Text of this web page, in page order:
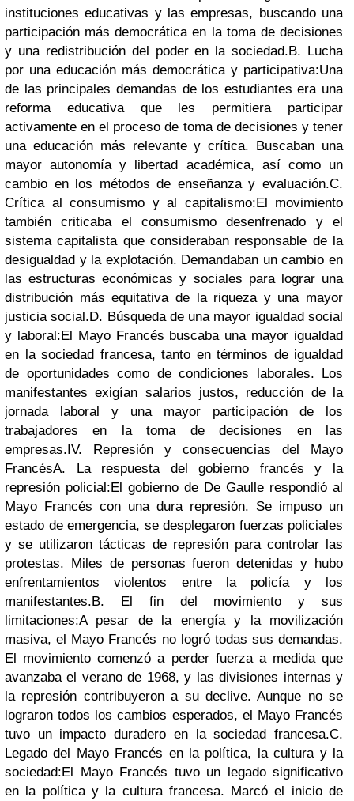
instituciones educativas y las empresas, buscando una
participación más democrática en la toma de decisiones
y una redistribución del poder en la sociedad.B. Lucha
por una educación más democrática y participativa:Una
de las principales demandas de los estudiantes era una
reforma educativa que les permitiera participar
activamente en el proceso de toma de decisiones y tener
una educación más relevante y crítica. Buscaban una
mayor autonomía y libertad académica, así como un
cambio en los métodos de enseñanza y evaluación.C.
Crítica al consumismo y al capitalismo:El movimiento
también criticaba el consumismo desenfrenado y el
sistema capitalista que consideraban responsable de la
desigualdad y la explotación. Demandaban un cambio en
las estructuras económicas y sociales para lograr una
distribución más equitativa de la riqueza y una mayor
justicia social.D. Búsqueda de una mayor igualdad social
y laboral:El Mayo Francés buscaba una mayor igualdad
en la sociedad francesa, tanto en términos de igualdad
de oportunidades como de condiciones laborales. Los
manifestantes exigían salarios justos, reducción de la
jornada laboral y una mayor participación de los
trabajadores en la toma de decisiones en las
empresas.IV. Represión y consecuencias del Mayo
FrancésA. La respuesta del gobierno francés y la
represión policial:El gobierno de De Gaulle respondió al
Mayo Francés con una dura represión. Se impuso un
estado de emergencia, se desplegaron fuerzas policiales
y se utilizaron tácticas de represión para controlar las
protestas. Miles de personas fueron detenidas y hubo
enfrentamientos violentos entre la policía y los
manifestantes.B. El fin del movimiento y sus
limitaciones:A pesar de la energía y la movilización
masiva, el Mayo Francés no logró todas sus demandas.
El movimiento comenzó a perder fuerza a medida que
avanzaba el verano de 1968, y las divisiones internas y
la represión contribuyeron a su declive. Aunque no se
lograron todos los cambios esperados, el Mayo Francés
tuvo un impacto duradero en la sociedad francesa.C.
Legado del Mayo Francés en la política, la cultura y la
sociedad:El Mayo Francés tuvo un legado significativo
en la política y la cultura francesa. Marcó el inicio de